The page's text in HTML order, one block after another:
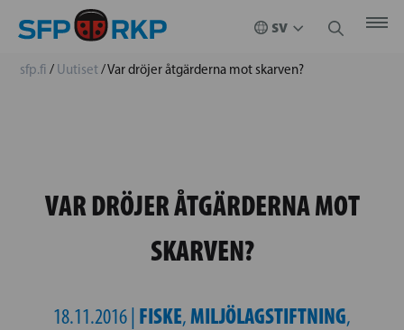
sfp.fi / Uutiset/Var dröjer åtgärderna mot skarven?
VAR DRÖJER ÅTGÄRDERNA MOT
SKARVEN?
18.11.2016 | FISKE,MILJÖLAGSTIFTNING,